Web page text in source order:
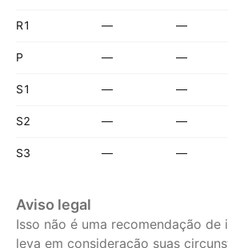
R1 — —
P — —
S1 — —
S2 — —
S3 — —
Aviso legal
Isso não é uma recomendação de
leva em consideração suas